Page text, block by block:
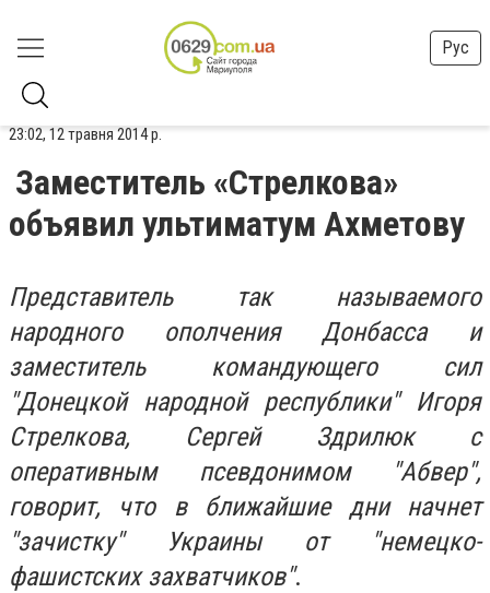
Рус
23:02, 12 травня 2014 р.
Заместитель «Стрелкова»
объявил ультиматум Ахметову
Представитель так называемого
народного ополчения Донбасса и
заместитель командующего сил
"Донецкой народной республики" Игоря
Стрелкова, Сергей Здрилюк с
оперативным псевдонимом "Абвер",
говорит, что в ближайшие дни начнет
"зачистку" Украины от "немецко-
фашистских захватчиков".